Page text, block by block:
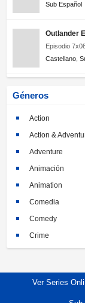
Sub Español
Outlander
Episodio
Castellano
Géneros
Action
Action &
Adventure
Animación
Animation
Comedia
Comedy
Crime
Documentary
Ver Series